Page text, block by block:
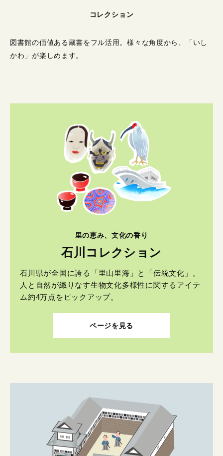
コレクション
図書館の価値ある蔵書をフル活用。様々な角度から、「いし
かわ」が楽しめます。
里の恵み、文化の香り
石川コレクション
石川県が全国に誇る「里山里海」と「伝統文化」。
人と自然が織りなす生物文化多様性に関するアイテ
ム約4万点をピックアップ。
ページを見る